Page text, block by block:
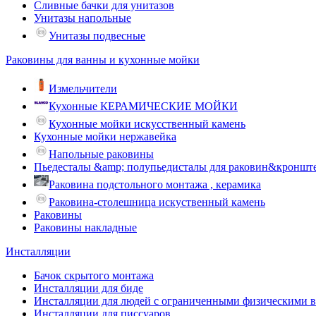
Сливные бачки для унитазов
Унитазы напольные
Унитазы подвесные
Раковины для ванны и кухонные мойки
Измельчители
Кухонные КЕРАМИЧЕСКИЕ МОЙКИ
Кухонные мойки искусственный камень
Кухонные мойки нержавейка
Напольные раковины
Пьедесталы &amp; полупьедисталы для
Раковина подстольного монтажа , керамика
Раковина-столешница искуственный камень
Раковины
Раковины накладные
Инсталляции
Бачок скрытого монтажа
Инсталляции для биде
Инсталляции для людей с ограниченными физическими